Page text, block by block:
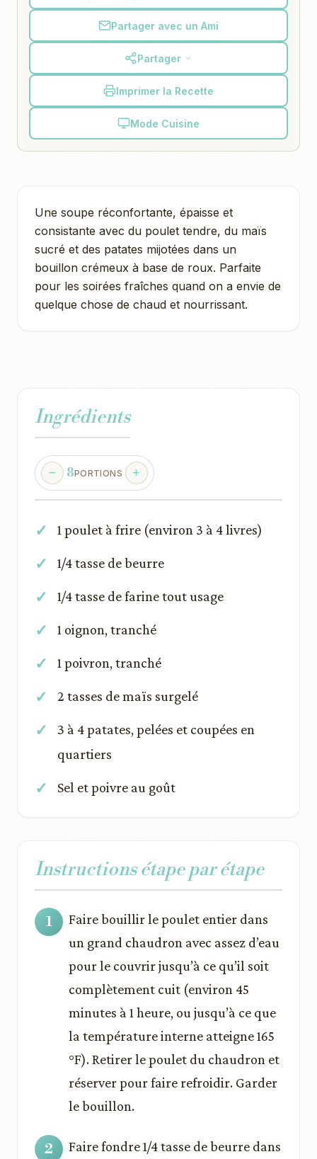
Partager avec un Ami
Partager
Imprimer la Recette
Mode Cuisine
Une soupe réconfortante, épaisse et
consistante avec du poulet tendre, du maïs
sucré et des patates mijotées dans un
bouillon crémeux à base de roux. Parfaite
pour les soirées fraîches quand on a envie de
quelque chose de chaud et nourrissant.
Ingrédients
8PORTIONS
1 poulet à frire (environ 3 à 4 livres)
1/4 tasse de beurre
1/4 tasse de farine tout usage
1 oignon, tranché
1 poivron, tranché
2 tasses de maïs surgelé
3 à 4 patates, pelées et coupées en
quartiers
Sel et poivre au goût
Instructions étape par étape
Faire bouillir le poulet entier dans
un grand chaudron avec assez d’eau
pour le couvrir jusqu’à ce qu’il soit
complètement cuit (environ 45
minutes à 1 heure, ou jusqu’à ce que
la température interne atteigne 165
°F). Retirer le poulet du chaudron et
réserver pour faire refroidir. Garder
le bouillon.
Faire fondre 1/4 tasse de beurre dans